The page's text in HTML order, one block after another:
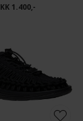
1.400,-